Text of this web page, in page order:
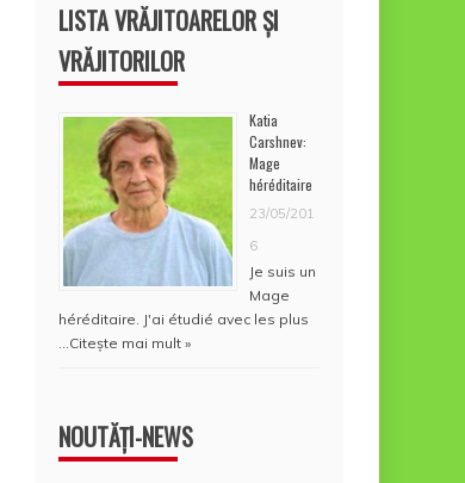
LISTA VRĂJITOARELOR ȘI
VRĂJITORILOR
Katia
Carshnev:
Mage
héréditaire
23/05/201
6
Je suis un
Mage
héréditaire. J'ai étudié avec les plus
Citește mai mult »
NOUTĂȚI-NEWS